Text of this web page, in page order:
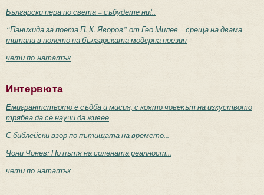
Български пера по света – събудете ни!..
“Панихида за поета П. К. Яворов” от Гео Милев – среща на двама
титани в полето на българската модерна поезия
чети по-нататък
Интервюта
Емигрантството е съдба и мисия, с която човекът на изкуството
трябва да се научи да живее
С библейски взор по пътищата на времето...
Чони Чонев: По пътя на солената реалност...
чети по-нататък